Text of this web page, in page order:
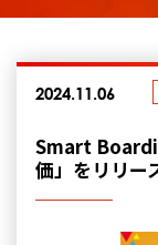
2024.11.06
Smart
価」をリリー